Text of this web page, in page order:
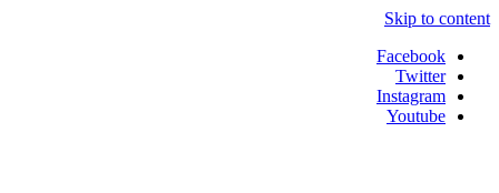
Skip to content
Facebook
Twitter
Instagram
Youtube